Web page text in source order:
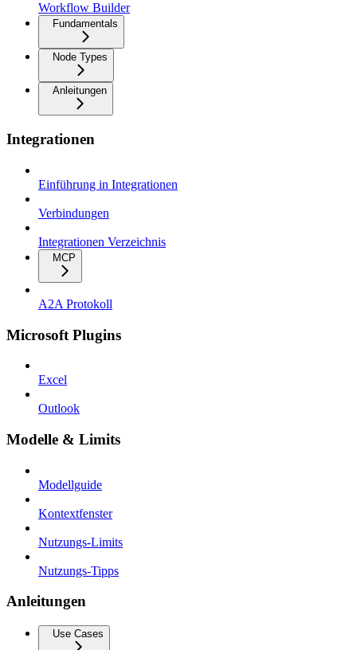
Workflow Builder
Fundamentals
Node Types
Anleitungen
Integrationen
Einführung in Integrationen
Verbindungen
Integrationen Verzeichnis
MCP
A2A Protokoll
Microsoft Plugins
Excel
Outlook
Modelle & Limits
Modellguide
Kontextfenster
Nutzungs-Limits
Nutzungs-Tipps
Anleitungen
Use Cases